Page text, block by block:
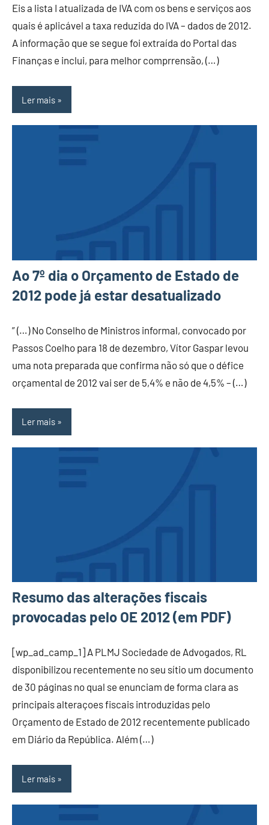
Eis a lista I atualizada de IVA com os bens e serviços aos
quais é aplicável a taxa reduzida do IVA – dados de 2012.
A informação que se segue foi extraída do Portal das
Finanças e inclui, para melhor comprrensão, (…)
Ler mais
Ao 7º dia o Orçamento de Estado de
2012 pode já estar desatualizado
” (…) No Conselho de Ministros informal, convocado por
Passos Coelho para 18 de dezembro, Vítor Gaspar levou
uma nota preparada que confirma não só que o défice
orçamental de 2012 vai ser de 5,4% e não de 4,5% – (…)
Ler mais
Resumo das alterações fiscais
provocadas pelo OE 2012 (em PDF)
[wp_ad_camp_1] A PLMJ Sociedade de Advogados, RL
disponibilizou recentemente no seu sítio um documento
de 30 páginas no qual se enunciam de forma clara as
principais alteraçoes fiscais introduzidas pelo
Orçamento de Estado de 2012 recentemente publicado
em Diário da República. Além (…)
Ler mais